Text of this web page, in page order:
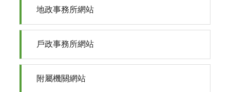
地政事務所網站
戶政事務所網站
附屬機關網站